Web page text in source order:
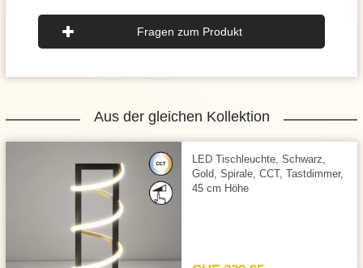
Fragen zum Produkt
Aus der gleichen Kollektion
LED Tischleuchte, Schwarz,
Gold, Spirale, CCT, Tastdimmer,
45 cm Höhe